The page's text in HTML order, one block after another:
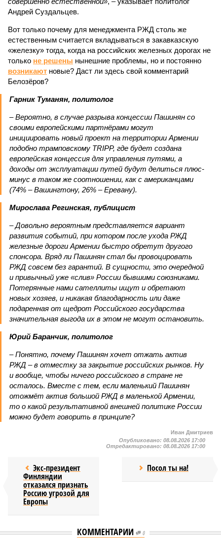
Андрей Суздальцев.
Вот только почему для менеджмента РЖД столь же
естественным считается вкладываться в закавказскую
«железку» тогда, когда на российских железных дорогах не
только не решены нынешние проблемы, но и постоянно
возникают новые? Даст ли здесь свой комментарий
Белозёров?
Гарник Туманян, политолог
– Вероятно, в случае разрыва концессии Пашинян со
своими европейскими партнёрами могут
инициировать новый проект на территории Армении
подобно трамповскому TRIPP, где будет создана
европейская концессия для управления путями, а
доходы от эксплуатации путей будут делиться плюс-
минус в таком же соотношении, как с американцами
(74% – Вашингтону, 26% – Еревану).
Мирослава Регинская, публицист
– Довольно вероятным представляется вариант
развития событий, при котором после ухода РЖД
железные дороги Армении быстро обретут другого
спонсора. Вряд ли Пашинян стал бы провоцировать
РЖД совсем без гарантий. В сущности, это очередной
и привычный уже «слив» России бывшими союзниками.
Потерянные нами сателлиты ищут и обретают
новых хозяев, и никакая благодарность или даже
подаренная от щедрот Российского государства
значительная выгода их в этом не могут остановить.
Юрий Баранчик, политолог
– Понятно, почему Пашинян хочет отжать актив
РЖД – в отместку за закрытие российских рынков. Ну
и вообще, чтобы ничего российского в стране не
осталось. Вместе с тем, если маленький Пашинян
отожмёт актив большой РЖД в маленькой Армении,
то о какой результативной внешней политике России
можно будет говорить в принципе?
Иван Дмитриев
Опубликовано: 08.08.2026 17:00
Отредактировано: 08.08.2026 17:00
Экс-президент
Финляндии
отказался признать
Россию угрозой для
Европы
Посол ты на!
КОММЕНТАРИИ 0